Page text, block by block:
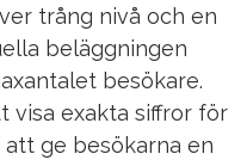
trång nivå och en
beläggningen
besökare.
visa exakta siffror för
ge besökarna en